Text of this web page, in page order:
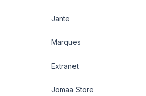
Jante
Marques
Extranet
Jomaa Store